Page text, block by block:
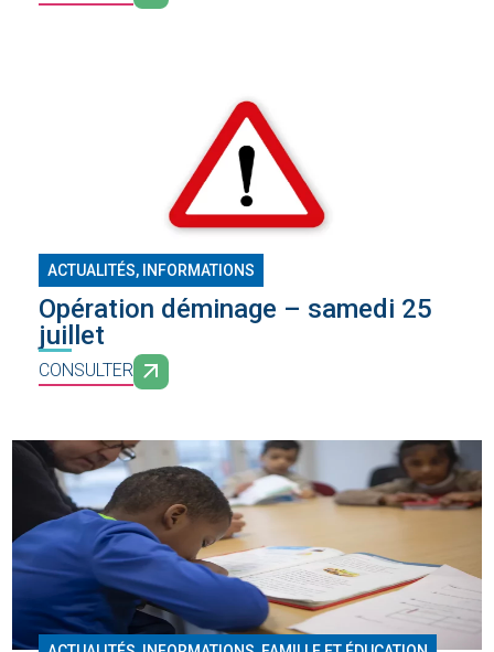
ACTUALITÉS, INFORMATIONS
Opération déminage – samedi 25
juillet
CONSULTER